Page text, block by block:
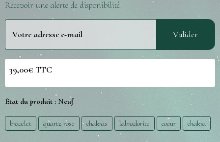
Recevoir une alerte de disponibilité
Valider
39,00€ TTC
État du produit : Neuf
bracelet quartz rose chakras labradorite coeur chakra